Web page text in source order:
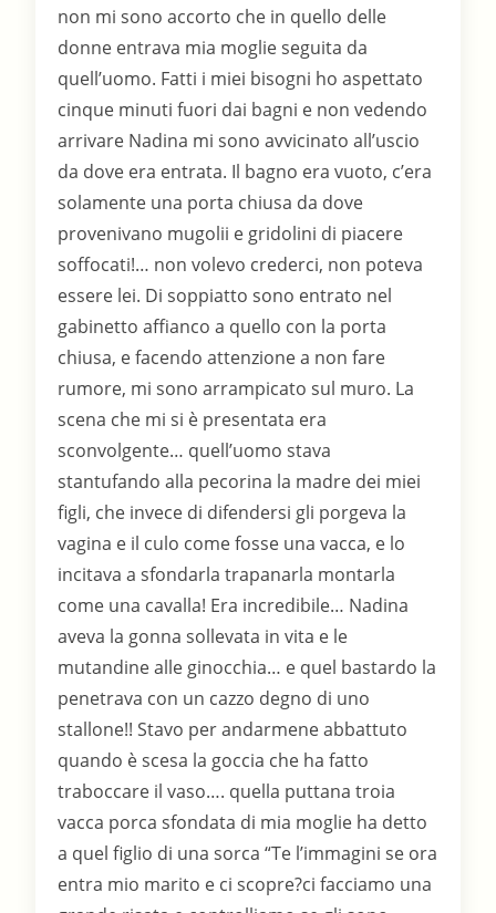
non mi sono accorto che in quello delle
donne entrava mia moglie seguita da
quell’uomo. Fatti i miei bisogni ho aspettato
cinque minuti fuori dai bagni e non vedendo
arrivare Nadina mi sono avvicinato all’uscio
da dove era entrata. Il bagno era vuoto, c’era
solamente una porta chiusa da dove
provenivano mugolii e gridolini di piacere
soffocati!… non volevo crederci, non poteva
essere lei. Di soppiatto sono entrato nel
gabinetto affianco a quello con la porta
chiusa, e facendo attenzione a non fare
rumore, mi sono arrampicato sul muro. La
scena che mi si è presentata era
sconvolgente… quell’uomo stava
stantufando alla pecorina la madre dei miei
figli, che invece di difendersi gli porgeva la
vagina e il culo come fosse una vacca, e lo
incitava a sfondarla trapanarla montarla
come una cavalla! Era incredibile… Nadina
aveva la gonna sollevata in vita e le
mutandine alle ginocchia… e quel bastardo la
penetrava con un cazzo degno di uno
stallone!! Stavo per andarmene abbattuto
quando è scesa la goccia che ha fatto
traboccare il vaso…. quella puttana troia
vacca porca sfondata di mia moglie ha detto
a quel figlio di una sorca “Te l’immagini se ora
entra mio marito e ci scopre?ci facciamo una